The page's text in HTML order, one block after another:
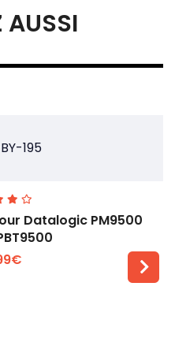
AUSSI
Datalogic PM9500